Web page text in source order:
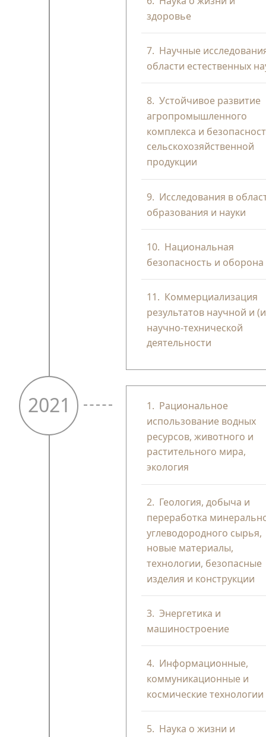
здоровье
7. Научные
области естественных
8.Устойчивое развитие
агропромышленного
комплекса и
сельскохозяйственной
продукции
9. Исследования в
образования и науки
10. Национальная
безопасность и оборона
11. Коммерциализация
результатов научной и
научно-технической
деятельности
2021 1. Рациональное
использование водных
ресурсов, животного и
растительного мира,
экология
2. Геология, добыча и
переработка
углеводородного сырья,
новые материалы,
технологии, безопасные
изделия и конструкции
3.Энергетика и
машиностроение
4. Информационные,
коммуникационные и
космические технологии
5. Наука о жизни и